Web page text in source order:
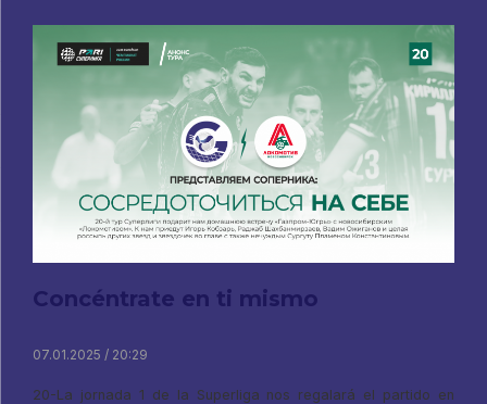
Concéntrate en ti mismo
07.01.2025 / 20:29
20-La jornada 1 de la Superliga nos regalará el partido en